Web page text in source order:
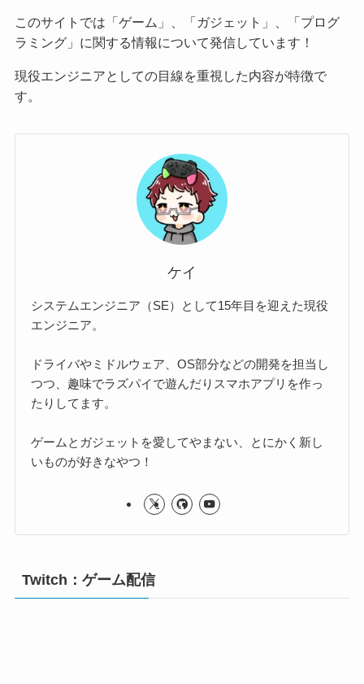
このサイトでは「ゲーム」、「ガジェット」、「プログ
ラミング」に関する情報について発信しています！
現役エンジニアとしての目線を重視した内容が特徴で
す。
ケイ
システムエンジニア（SE）として15年目を迎えた現役
エンジニア。
ドライバやミドルウェア、OS部分などの開発を担当し
つつ、趣味でラズパイで遊んだりスマホアプリを作っ
たりしてます。
ゲームとガジェットを愛してやまない、とにかく新し
いものが好きなやつ！
Twitch：ゲーム配信